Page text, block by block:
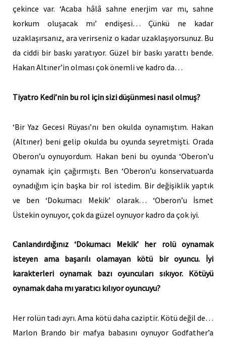
çekince var. ‘Acaba hâlâ sahne enerjim var mı, sahne
korkum oluşacak mı’ endişesi… Çünkü ne kadar
uzaklaşırsanız, ara verirseniz o kadar uzaklaşıyorsunuz. Bu
da ciddi bir baskı yaratıyor. Güzel bir baskı yarattı bende.
Hakan Altıner’in olması çok önemli ve kadro da…
Tiyatro Kedi’nin bu rol için sizi düşünmesi nasıl olmuş?
‘Bir Yaz Gecesi Rüyası’nı ben okulda oynamıştım. Hakan
(Altıner) beni gelip okulda bu oyunda seyretmişti. Orada
Oberon’u oynuyordum. Hakan beni bu oyunda ‘Oberon’u
oynamak için çağırmıştı. Ben ‘Oberon’u konservatuarda
oynadığım için başka bir rol istedim. Bir değişiklik yaptık
ve ben ‘Dokumacı Mekik’ olarak… ‘Oberon’u İsmet
Üstekin oynuyor, çok da güzel oynuyor kadro da çok iyi.
Canlandırdığınız ‘Dokumacı Mekik’ her rolü oynamak
isteyen ama başarılı olamayan kötü bir oyuncu. İyi
karakterleri oynamak bazı oyuncuları sıkıyor. Kötüyü
oynamak daha mı yaratıcı kılıyor oyuncuyu?
Her rolün tadı ayrı. Ama kötü daha caziptir. Kötü değil de…
Marlon Brando bir mafya babasını oynuyor Godfather’a